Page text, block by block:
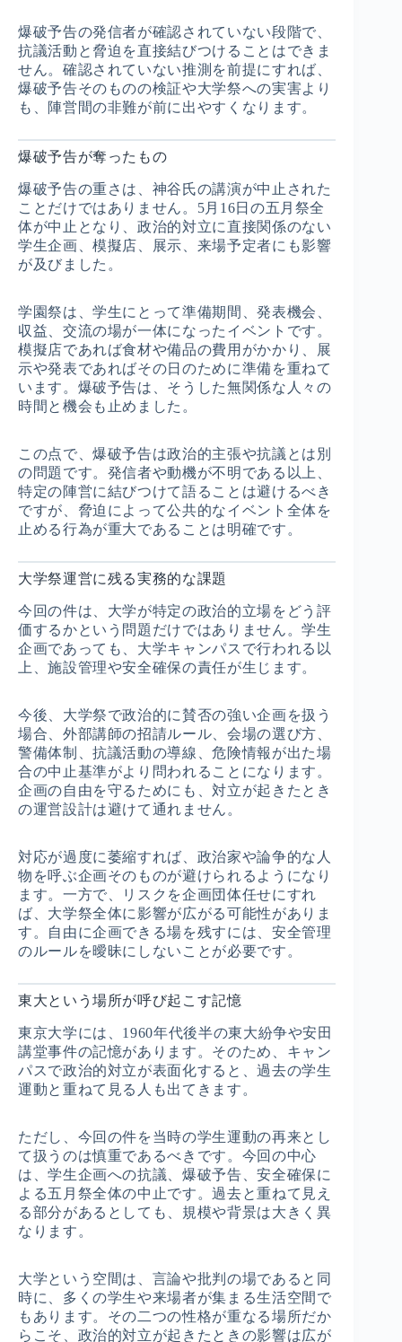
爆破予告の発信者が確認されていない段階で、
抗議活動と脅迫を直接結びつけることはできま
せん。確認されていない推測を前提にすれば、
爆破予告そのものの検証や大学祭への実害より
も、陣営間の非難が前に出やすくなります。
爆破予告が奪ったもの
爆破予告の重さは、神谷氏の講演が中止された
ことだけではありません。5月16日の五月祭全
体が中止となり、政治的対立に直接関係のない
学生企画、模擬店、展示、来場予定者にも影響
が及びました。
学園祭は、学生にとって準備期間、発表機会、
収益、交流の場が一体になったイベントです。
模擬店であれば食材や備品の費用がかかり、展
示や発表であればその日のために準備を重ねて
います。爆破予告は、そうした無関係な人々の
時間と機会も止めました。
この点で、爆破予告は政治的主張や抗議とは別
の問題です。発信者や動機が不明である以上、
特定の陣営に結びつけて語ることは避けるべき
ですが、脅迫によって公共的なイベント全体を
止める行為が重大であることは明確です。
大学祭運営に残る実務的な課題
今回の件は、大学が特定の政治的立場をどう評
価するかという問題だけではありません。学生
企画であっても、大学キャンパスで行われる以
上、施設管理や安全確保の責任が生じます。
今後、大学祭で政治的に賛否の強い企画を扱う
場合、外部講師の招請ルール、会場の選び方、
警備体制、抗議活動の導線、危険情報が出た場
合の中止基準がより問われることになります。
企画の自由を守るためにも、対立が起きたとき
の運営設計は避けて通れません。
対応が過度に萎縮すれば、政治家や論争的な人
物を呼ぶ企画そのものが避けられるようになり
ます。一方で、リスクを企画団体任せにすれ
ば、大学祭全体に影響が広がる可能性がありま
す。自由に企画できる場を残すには、安全管理
のルールを曖昧にしないことが必要です。
東大という場所が呼び起こす記憶
東京大学には、1960年代後半の東大紛争や安田
講堂事件の記憶があります。そのため、キャン
パスで政治的対立が表面化すると、過去の学生
運動と重ねて見る人も出てきます。
ただし、今回の件を当時の学生運動の再来とし
て扱うのは慎重であるべきです。今回の中心
は、学生企画への抗議、爆破予告、安全確保に
よる五月祭全体の中止です。過去と重ねて見え
る部分があるとしても、規模や背景は大きく異
なります。
大学という空間は、言論や批判の場であると同
時に、多くの学生や来場者が集まる生活空間で
もあります。その二つの性格が重なる場所だか
らこそ、政治的対立が起きたときの影響は広が